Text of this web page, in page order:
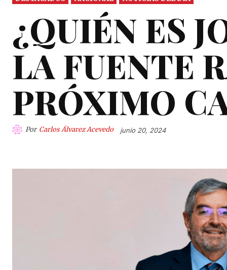
¿QUIÉN ES
LA FUENTE
PRÓXIMO
Por Carlos Álvarez Acevedo junio 20, 2024